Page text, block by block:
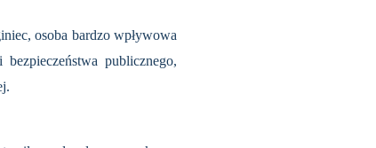
osoba bardzo wpływowa
publicznego,